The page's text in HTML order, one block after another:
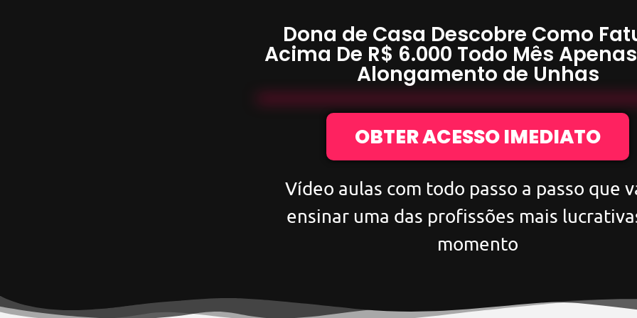
Dona de Casa Descobre Como
Acima De R$ 6.000 Todo Mês
Alongamento de Unhas
OBTER ACESSO IMEDIATO
Vídeo aulas com todo passo a passo que
ensinar uma das profissões mais
momento